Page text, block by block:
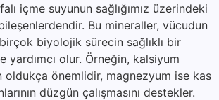
içme suyunun sağlığımız üzerindeki
Bu mineraller, vücudun
biyolojik sürecin sağlıklı bir
yardımcı olur. Örneğin, kalsiyum
oldukça önemlidir, magnezyum ise kas
düzgün çalışmasını destekler.